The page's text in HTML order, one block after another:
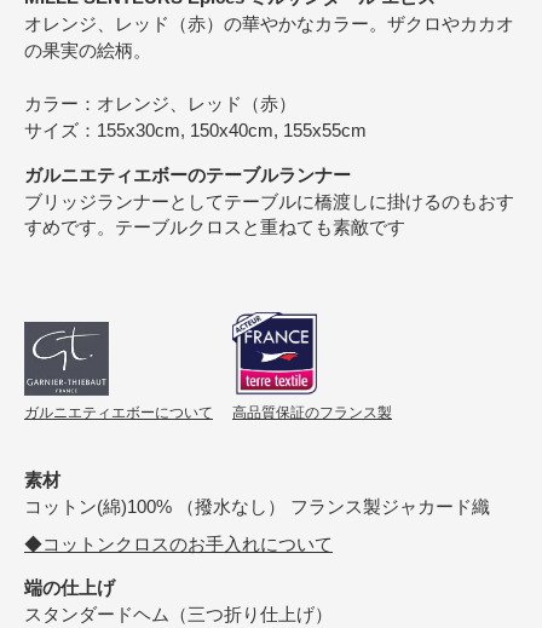
オレンジ、レッド（赤）の華やかなカラー。ザクロやカカオ
の果実の絵柄。
カラー：オレンジ、レッド（赤）
サイズ：155x30cm, 150x40cm, 155x55cm
ガルニエティエボーのテーブルランナー
ブリッジランナーとしてテーブルに橋渡しに掛けるのもおす
すめです。テーブルクロスと重ねても素敵です
ガルニエティエボーについて 高品質保証のフランス製
素材
コットン(綿)100% （撥水なし） フランス製ジャカード織
◆コットンクロスのお手入れについて
端の仕上げ
スタンダードヘム（三つ折り仕上げ）